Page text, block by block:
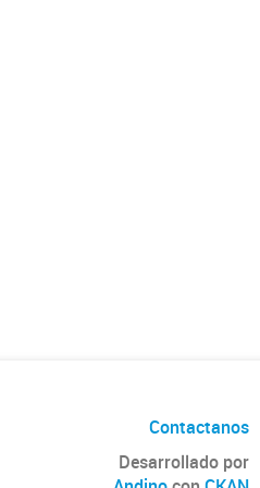
Contactanos
Desarrollado por